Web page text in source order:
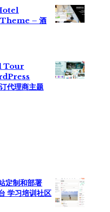
– 酒
。
Tour
代理商主题
定制和部署
学习培训社区